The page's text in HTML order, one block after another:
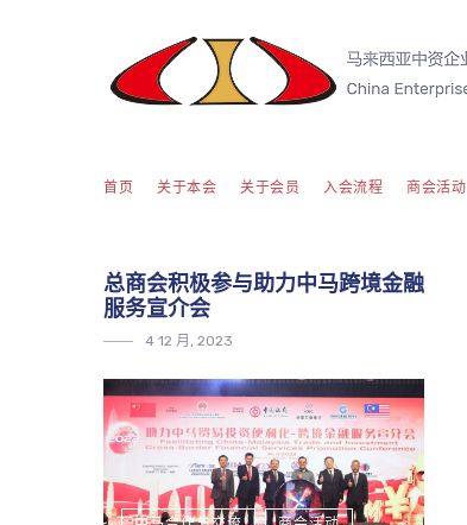
首页 关于本会 关于会员 入会流程 商会活动
总商会积极参与助力中马跨境金融
服务宣介会
4 12 月, 2023